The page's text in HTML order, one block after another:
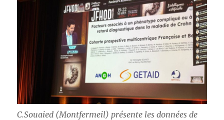
C.Souaied (Montfermeil) présente les données de